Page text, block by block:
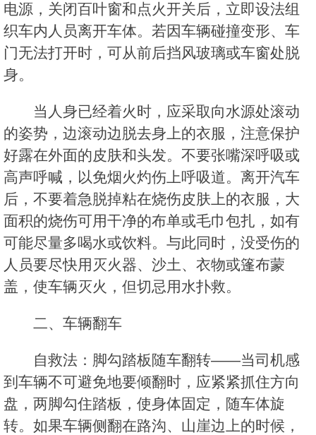
电源，关闭百叶窗和点火开关后，立即设法组
织车内人员离开车体。若因车辆碰撞变形、车
门无法打开时，可从前后挡风玻璃或车窗处脱
身。
当人身已经着火时，应采取向水源处滚动
的姿势，边滚动边脱去身上的衣服，注意保护
好露在外面的皮肤和头发。不要张嘴深呼吸或
高声呼喊，以免烟火灼伤上呼吸道。离开汽车
后，不要着急脱掉粘在烧伤皮肤上的衣服，大
面积的烧伤可用干净的布单或毛巾包扎，如有
可能尽量多喝水或饮料。与此同时，没受伤的
人员要尽快用灭火器、沙土、衣物或篷布蒙
盖，使车辆灭火，但切忌用水扑救。
二、车辆翻车
自救法：脚勾踏板随车翻转——当司机感
到车辆不可避免地要倾翻时，应紧紧抓住方向
盘，两脚勾住踏板，使身体固定，随车体旋
转。如果车辆侧翻在路沟、山崖边上的时候，